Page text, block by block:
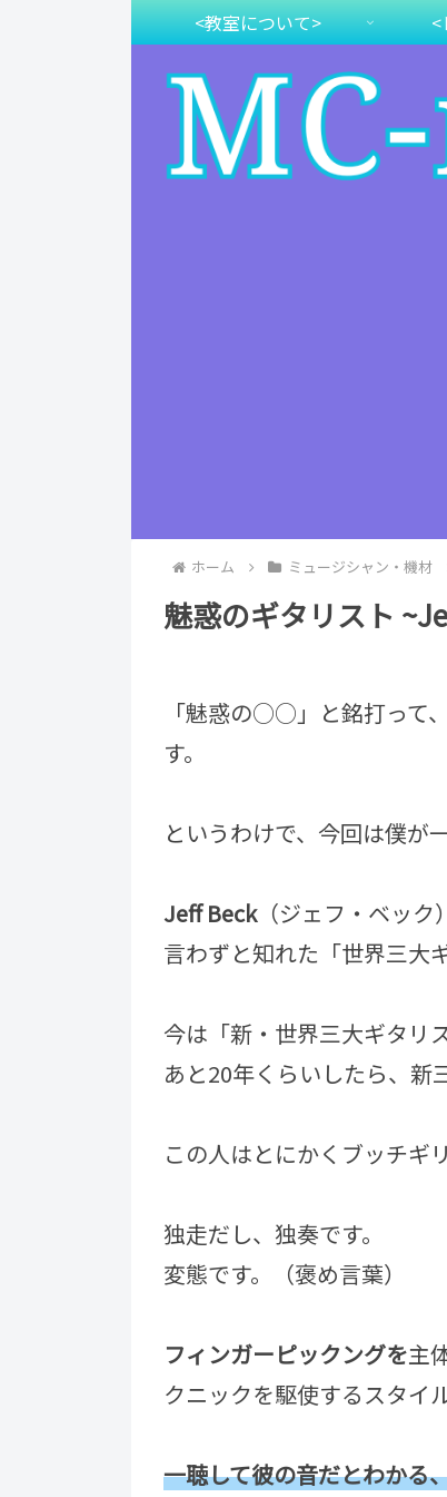
<教室について> <
ホーム ミュージシャン・機材
魅惑のギタリスト
「魅惑の○○」と銘打って
す。
というわけで、今回は僕が
Jeff Beck（ジェフ・ベック
言わずと知れた「世界三大
今は「新・世界三大ギタリ
あと20年くらいしたら、新
この人はとにかくブッチギ
独走だし、独奏です。
変態です。（褒め言葉）
フィンガーピックングを主
クニックを駆使するスタイ
一聴して彼の音だとわかる